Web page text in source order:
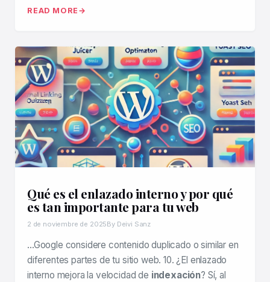
READ MORE
Qué es el enlazado interno y por qué
es tan importante para tu web
2 de noviembre de 2025By Deivi Sanz
…Google considere contenido duplicado o similar en
diferentes partes de tu sitio web. 10. ¿El enlazado
interno mejora la velocidad de indexación? Sí, al